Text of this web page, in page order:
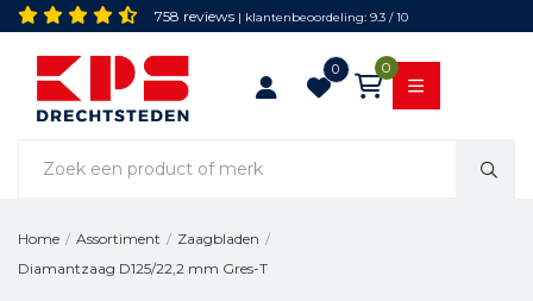
758 reviews | klantenbeoordeling: 9.3 / 10
0 0
Home / Assortiment / Zaagbladen /
Diamantzaag D125/22,2 mm Gres-T